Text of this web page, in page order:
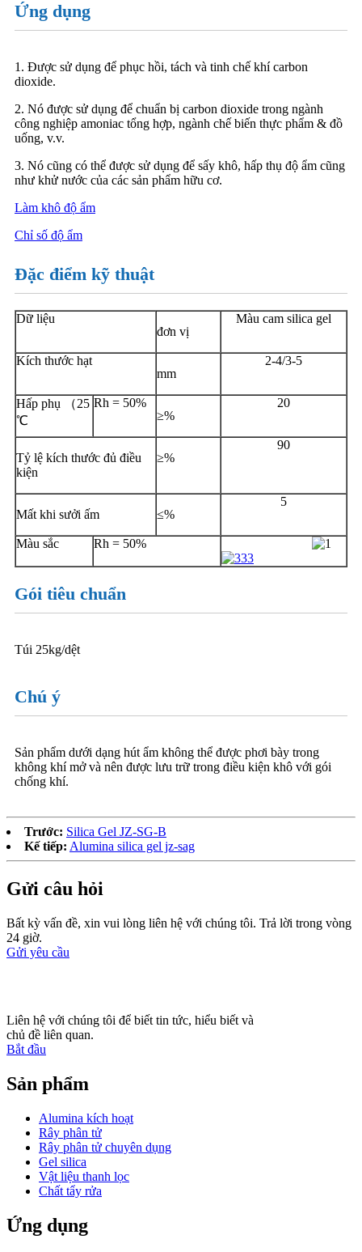
Ứng dụng
1. Được sử dụng để phục hồi, tách và tinh chế khí carbon
dioxide.
2. Nó được sử dụng để chuẩn bị carbon dioxide trong ngành
công nghiệp amoniac tổng hợp, ngành chế biến thực phẩm & đồ
uống, v.v.
3. Nó cũng có thể được sử dụng để sấy khô, hấp thụ độ ẩm cũng
như khử nước của các sản phẩm hữu cơ.
Làm khô độ ẩm
Chỉ số độ ẩm
Đặc điểm kỹ thuật
Dữ liệu
đơn vị
Màu cam silica gel
Kích thước hạt
mm
2-4/3-5
Hấp phụ （25
℃
Rh = 50%
≥%
20
Tỷ lệ kích thước đủ điều
kiện
≥%
90
Mất khi sưởi ấm ≤%
5
Màu sắc Rh = 50%
Gói tiêu chuẩn
Túi 25kg/dệt
Chú ý
Sản phẩm dưới dạng hút ẩm không thể được phơi bày trong
không khí mở và nên được lưu trữ trong điều kiện khô với gói
chống khí.
Trước: Silica Gel JZ-SG-B
Kế tiếp: Alumina silica gel jz-sag
Gửi câu hỏi
Bất kỳ vấn đề, xin vui lòng liên hệ với chúng tôi. Trả lời trong vòng
24 giờ.
Gửi yêu cầu
Liên hệ với chúng tôi để biết tin tức, hiểu biết và
chủ đề liên quan.
Bắt đầu
Sản phẩm
Alumina kích hoạt
Rây phân tử
Rây phân tử chuyên dụng
Gel silica
Vật liệu thanh lọc
Chất tẩy rửa
Ứng dụng